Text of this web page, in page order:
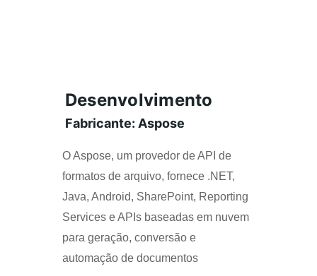
O Aspose, um provedor de API de
formatos de arquivo, fornece .NET,
Java, Android, SharePoint, Reporting
Services e APIs baseadas em nuvem
para geração, conversão e
automação de documentos
Desenvolvimento
Fabricante: Aspose